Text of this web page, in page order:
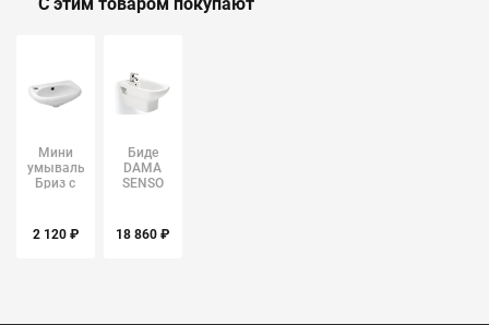
Мини
умывальник
Бриз с
(Santek)
2 120 ₽
Биде
DAMA
SENSO
18 860 ₽